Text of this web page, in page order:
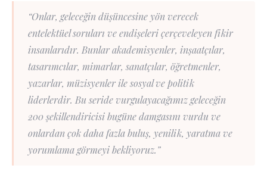
“Onlar, geleceğin düşüncesine yön verecek
entelektüel soruları ve endişeleri çerçeveleyen fikir
insanlarıdır. Bunlar akademisyenler, inşaatçılar,
tasarımcılar, mimarlar, sanatçılar, öğretmenler,
yazarlar, müzisyenler ile sosyal ve politik
liderlerdir. Bu seride vurgulayacağımız geleceğin
200 şekillendiricisi bugüne damgasını vurdu ve
onlardan çok daha fazla buluş, yenilik, yaratma ve
yorumlama görmeyi bekliyoruz.”